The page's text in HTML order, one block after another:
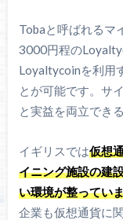
Tobaと呼ばれるマ
3000円程の
Loyaltycoinを利用
とが可能です。サ
と実益を両立でき
イギリスでは仮想
イニング施設の建
い環境が整ってい
企業も仮想通貨に